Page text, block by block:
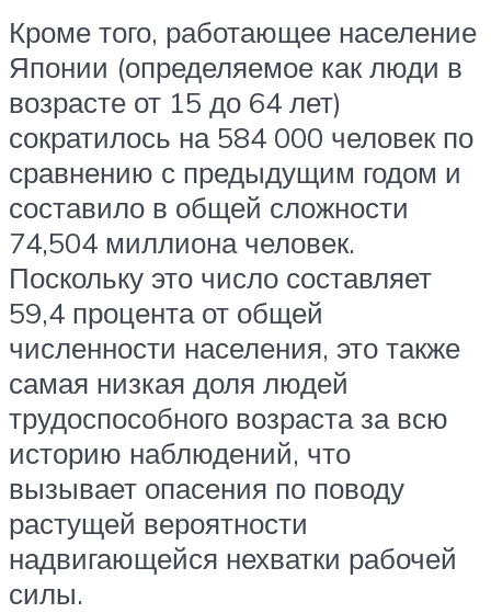
Кроме того, работающее население
Японии (определяемое как люди в
возрасте от 15 до 64 лет)
сократилось на 584 000 человек по
сравнению с предыдущим годом и
составило в общей сложности
74,504 миллиона человек.
Поскольку это число составляет
59,4 процента от общей
численности населения, это также
самая низкая доля людей
трудоспособного возраста за всю
историю наблюдений, что
вызывает опасения по поводу
растущей вероятности
надвигающейся нехватки рабочей
силы.